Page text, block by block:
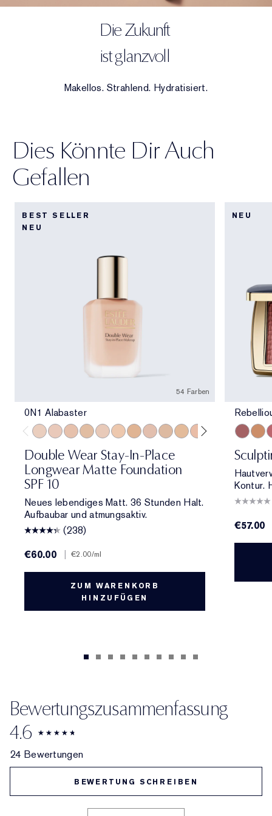
Die Zukunft
ist glanzvoll
Makellos. Strahlend. Hydratisiert.
Dies Könnte Dir Auch
Gefallen
BEST SELLER
NEU
54 Farben
0N1 Alabaster
Double Wear Stay-In-Place
Longwear Matte Foundation
SPF 10
Neues lebendiges Matt. 36 Stunden Halt.
Aufbaubar und atmungsaktiv.
(238)
€60.00
€2.00/ml
ZUM WARENKORB
HINZUFÜGEN
NEU
Kontur.
€57.00
Bewertungszusammenfassung
4.6
24 Bewertungen
BEWERTUNG SCHREIBEN